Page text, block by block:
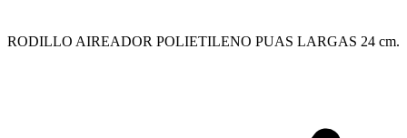
RODILLO AIREADOR POLIETILENO PUAS LARGAS 24 cm.